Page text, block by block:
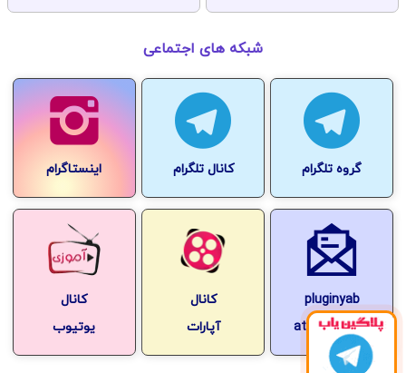
شبکه های اجتماعی
گروه تلگرام کانال تلگرام اینستاگرام
pluginyab
at-gmail.com
کانال
آپارات
کانال
یوتیوب